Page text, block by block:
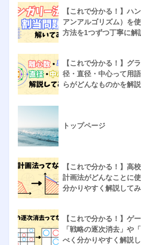
【これで分かる！】ハ
アンアルゴリズム）を
方法を1つずつ丁寧に解
【これで分かる！】グ
径・直径・中心って用
らがどんなものかを解
トップページ
【これで分かる！】高
計画法がどんなことに
分かりやすく解説して
【これで分かる！】ゲ
「戦略の逐次消去」や
べく分かりやすく解説